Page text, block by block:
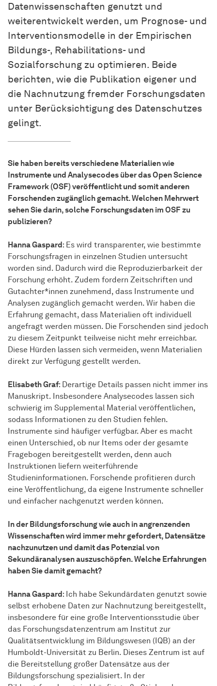
Datenwissenschaften genutzt und
weiterentwickelt werden, um Prognose- und
Interventionsmodelle in der Empirischen
Bildungs-, Rehabilitations- und
Sozialforschung zu optimieren. Beide
berichten, wie die Publikation eigener und
die Nachnutzung fremder Forschungsdaten
unter Berücksichtigung des Datenschutzes
gelingt.
Sie haben bereits verschiedene Materialien wie
Instrumente und Analysecodes über das Open Science
Framework (OSF) veröffentlicht und somit anderen
Forschenden zugänglich gemacht. Welchen Mehrwert
sehen Sie darin, solche Forschungsdaten im OSF zu
publizieren?
Hanna Gaspard: Es wird transparenter, wie bestimmte
Forschungsfragen in einzelnen Studien untersucht
worden sind. Dadurch wird die Reproduzierbarkeit der
Forschung erhöht. Zudem fordern Zeitschriften und
Gutachter*innen zunehmend, dass Instrumente und
Analysen zugänglich gemacht werden. Wir haben die
Erfahrung gemacht, dass Materialien oft individuell
angefragt werden müssen. Die Forschenden sind jedoch
zu diesem Zeitpunkt teilweise nicht mehr erreichbar.
Diese Hürden lassen sich vermeiden, wenn Materialien
direkt zur Verfügung gestellt werden.
Elisabeth Graf: Derartige Details passen nicht immer ins
Manuskript. Insbesondere Analysecodes lassen sich
schwierig im Supplemental Material veröffentlichen,
sodass Informationen zu den Studien fehlen.
Instrumente sind häufiger verfügbar. Aber es macht
einen Unterschied, ob nur Items oder der gesamte
Fragebogen bereitgestellt werden, denn auch
Instruktionen liefern weiterführende
Studieninformationen. Forschende profitieren durch
eine Veröffentlichung, da eigene Instrumente schneller
und einfacher nachgenutzt werden können.
In der Bildungsforschung wie auch in angrenzenden
Wissenschaften wird immer mehr gefordert, Datensätze
nachzunutzen und damit das Potenzial von
Sekundäranalysen auszuschöpfen. Welche Erfahrungen
haben Sie damit gemacht?
Hanna Gaspard: Ich habe Sekundärdaten genutzt sowie
selbst erhobene Daten zur Nachnutzung bereitgestellt,
insbesondere für eine große Interventionsstudie über
das Forschungsdatenzentrum am Institut zur
Qualitätsentwicklung im Bildungswesen (IQB) an der
Humboldt-Universität zu Berlin. Dieses Zentrum ist auf
die Bereitstellung großer Datensätze aus der
Bildungsforschung spezialisiert. In der